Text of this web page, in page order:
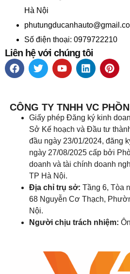
Hà Nội
Số điện thoại: 0979722210
Liên hệ với chúng tôi
CÔNG TY TNHH VC
Giấy phép Đăng ký kinh
Sở Kế hoạch và Đầu tư
đầu ngày 23/01/2024, đăng
ngày 27/08/2025 cấp bởi
doanh và tài chính doanh
TP Hà Nội.
Địa chỉ trụ sở: Tầng 6, Tòa
68 Nguyễn Cơ Thạch,
Nội.
Người chịu trách nhiệm: